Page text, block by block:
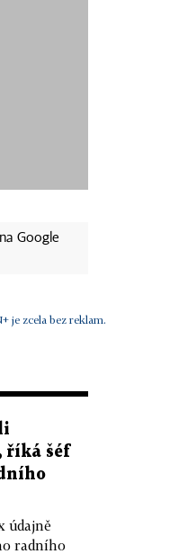
na Google
je zcela bez reklam.
říká šéf
údajně
radního